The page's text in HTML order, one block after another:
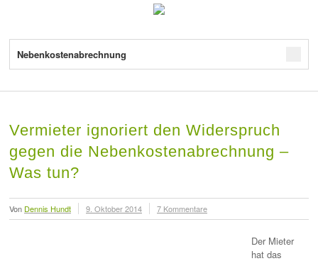
Nebenkostenabrechnung
Vermieter ignoriert den Widerspruch
gegen die Nebenkostenabrechnung –
Was tun?
Von Dennis Hundt 9. Oktober 2014 7 Kommentare
Der Mieter
hat das